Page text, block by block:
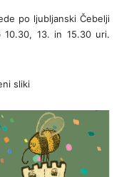
po ljubljanski Čebelji
13. in 15.30 uri.
sliki